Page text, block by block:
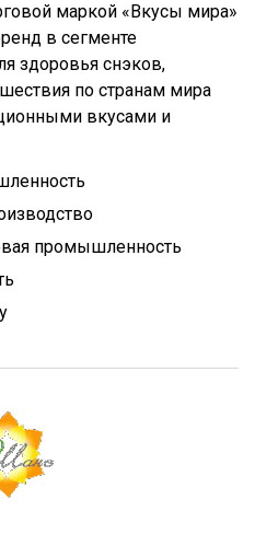
маркой «Вкусы мира»
в сегменте
здоровья снэков,
по странам мира
вкусами и
промышленность